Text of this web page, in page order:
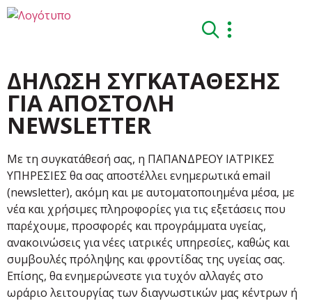
ΔΗΛΩΣΗ ΣΥΓΚΑΤΑΘΕΣΗΣ
ΓΙΑ ΑΠΟΣΤΟΛΗ
NEWSLETTER
Με τη συγκατάθεσή σας, η ΠΑΠΑΝΔΡΕΟΥ ΙΑΤΡΙΚΕΣ
ΥΠΗΡΕΣΙΕΣ θα σας αποστέλλει ενημερωτικά email
(newsletter), ακόμη και με αυτοματοποιημένα μέσα, με
νέα και χρήσιμες πληροφορίες για τις εξετάσεις που
παρέχουμε, προσφορές και προγράμματα υγείας,
ανακοινώσεις για νέες ιατρικές υπηρεσίες, καθώς και
συμβουλές πρόληψης και φροντίδας της υγείας σας.
Επίσης, θα ενημερώνεστε για τυχόν αλλαγές στο
ωράριο λειτουργίας των διαγνωστικών μας κέντρων ή